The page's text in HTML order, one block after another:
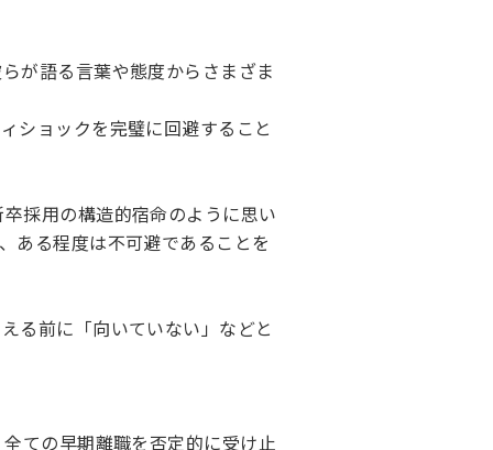
が語る言葉や態度からさまざま
ショックを完璧に回避すること
採用の構造的宿命のように思い
ある程度は不可避であることを
る前に「向いていない」などと
ての早期離職を否定的に受け止